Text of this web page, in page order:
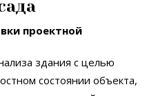
проектной
здания с целью
состоянии объекта,